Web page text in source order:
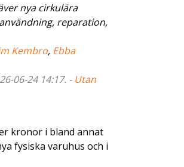
nya cirkulära
reparation,
Kembro, Ebba
06-24 14:17. - Utan
kronor i bland annat
fysiska varuhus och i